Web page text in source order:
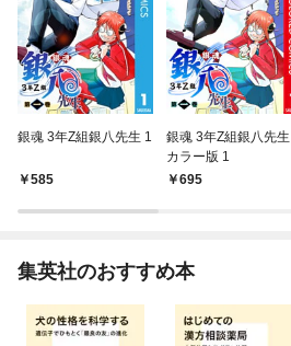
銀魂 3年Z組銀八先生 1
585
銀魂 3年Z組銀八先生
カラー版 1
695
集英社のおすすめ本